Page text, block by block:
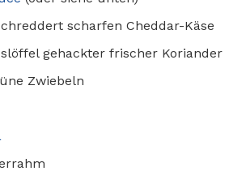
scharfen Cheddar-Käse
gehackter frischer Koriander
Zwiebeln